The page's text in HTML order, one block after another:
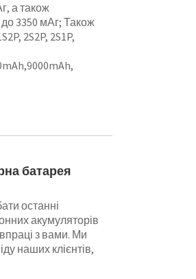
а також
3350 мАг; Також
2S2P, 2S1P,
батарея
останні
акумуляторів
з вами. Ми
наших клієнтів,